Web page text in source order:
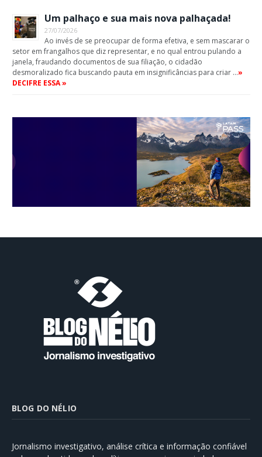
Um palhaço e sua mais nova palhaçada!
27/07/2026
Ao invés de se preocupar de forma efetiva, e sem mascarar o
setor em frangalhos que diz representar, e no qual entrou pulando a
janela, fraudando documentos de sua filiação, o cidadão
desmoralizado fica buscando pauta em insignificâncias para criar …»
DECIFRE ESSA »
BLOG DO NÉLIO
Jornalismo investigativo, análise crítica e informação confiável